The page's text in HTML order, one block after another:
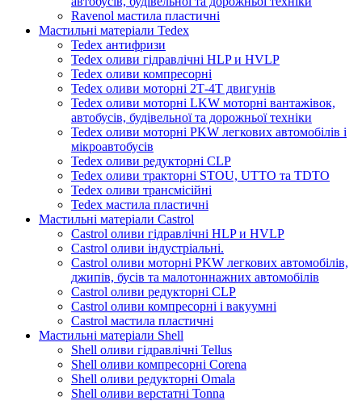
Ravenol мастила пластичні
Мастильні матеріали Tedex
Tedex антифризи
Tedex оливи гідравлічні HLP и HVLP
Tedex оливи компресорні
Tedex оливи моторні 2Т-4Т двигунів
Tedex оливи моторні LKW моторні вантажівок,
автобусів, будівельної та дорожньої техніки
Tedex оливи моторні PKW легкових автомобілів і
мікроавтобусів
Tedex оливи редукторні CLP
Tedex оливи тракторні STOU, UTTO та TDTO
Tedex оливи трансмісійні
Tedex мастила пластичні
Мастильні матеріали Castrol
Castrol оливи гідравлічні HLP и HVLP
Castrol оливи індустріальні.
Castrol оливи моторні PKW легкових автомобілів,
джипів, бусів та малотоннажних автомобілів
Castrol оливи редукторні CLP
Castrol оливи компресорні і вакуумні
Castrol мастила пластичні
Мастильні матеріали Shell
Shell оливи гідравлічні Tellus
Shell оливи компресорні Corena
Shell оливи редукторні Omala
Shell оливи верстатні Tonna